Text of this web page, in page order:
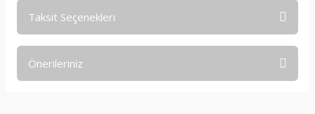
Taksit Seçenekleri
Önerileriniz